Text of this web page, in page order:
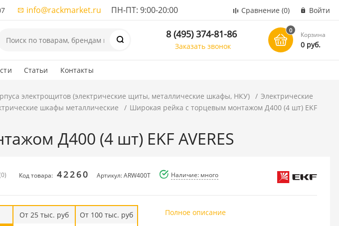
info@rackmarket.ru ПН-ПТ: 9:00-20:00 Сравнение (0) Войти
8 (495) 374-81-86
Заказать звонок
0
Корзина
0 руб.
Статьи Контакты
электрощитов (электрические щиты, металлические шкафы, НКУ)
Электрические
шкафы металлические
Широкая рейка с торцевым монтажом Д400 (4 шт) EKF
Д400 (4 шт) EKF AVERES
Код товара: 42260 Артикул: ARW400T Наличие: много
От 25 тыс. руб
От 100 тыс. руб
Полное описание